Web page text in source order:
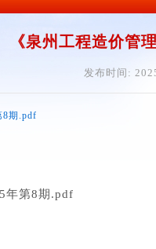
《泉州工程造价管
发布时间:
8期.pdf
年第8期.pdf